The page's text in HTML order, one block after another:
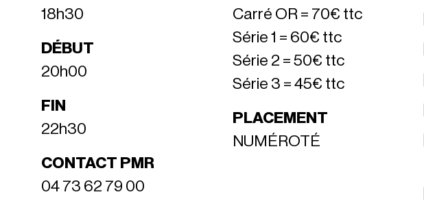
18h30
DÉBUT
20h00
FIN
22h30
CONTACT PMR
04 73 62 79 00
Carré OR = 70€ ttc
Série 1 = 60€ ttc
Série 2 = 50€ ttc
Série 3 = 45€ ttc
PLACEMENT
NUMÉROTÉ